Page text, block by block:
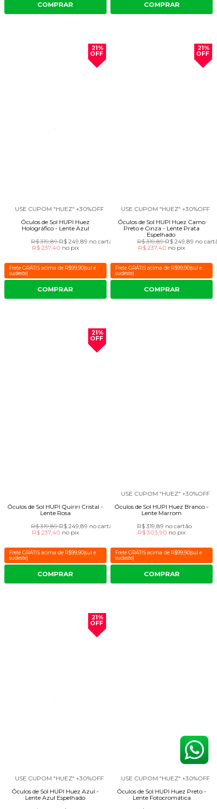
COMPRAR COMPRAR
21%
OFF
USE CUPOM "HUEZ" +30%OFF
Óculos de Sol HUPI Huez
Holográfico - Lente Azul
R$ 319,89R$ 249,89 no cartão
R$ 237,40 no pix
Frete GRÁTIS acima de R$99,90(sul e
sudeste)
COMPRAR
21%
OFF
USE CUPOM "HUEZ" +30%OFF
Óculos de Sol HUPI Huez Camo
Preto e Cinza - Lente Prata
Espelhado
R$ 319,89R$ 249,89 no
R$ 237,40 no pix
Frete GRÁTIS acima de R$99,90(sul e
sudeste)
COMPRAR
21%
OFF
Óculos de Sol HUPI Quiriri Cristal -
Lente Rosa
R$ 319,89R$ 249,89 no cartão
R$ 237,40 no pix
Frete GRÁTIS acima de R$99,90(sul e
sudeste)
COMPRAR
USE CUPOM "HUEZ" +30%OFF
Óculos de Sol HUPI Huez Branco -
Lente Marrom
R$ 319,89 no cartão
R$ 303,90 no pix
Frete GRÁTIS acima de R$99,90(sul e
sudeste)
COMPRAR
21%
OFF
USE CUPOM "HUEZ" +30%OFF
Óculos de Sol HUPI Huez Azul -
Lente Azul Espelhado
USE CUPOM "HUEZ" +30%OFF
Óculos de Sol HUPI Huez Preto -
Lente Fotocromática